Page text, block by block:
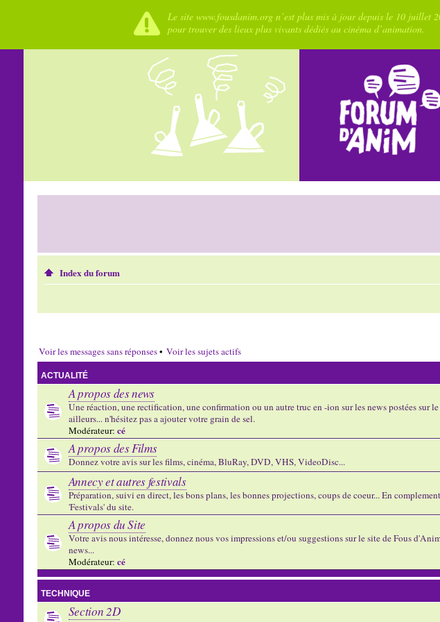
Le site www.fousdanim.org n’est plus mis à jour depuis le 10 juillet
pour trouver des lieux plus vivants dédiés au cinéma d’animation.
Index du forum
Voir les messages sans réponses• Voir les sujets actifs
ACTUALITÉ
A propos des news
Une réaction, une rectification, une confirmation ou un autre truc en -ion sur les news postées sur
ailleurs... n'hésitez pas a ajouter votre grain de sel.
Modérateur: cé
A propos des Films
Donnez votre avis sur les films, cinéma, BluRay, DVD, VHS, VideoDisc...
Annecy et autres festivals
Préparation, suivi en direct, les bons plans, les bonnes projections, coups de coeur... En
'Festivals' du site.
A propos du Site
Votre avis nous intéresse, donnez nous vos impressions et/ou suggestions sur le site de Fous
news...
Modérateur: cé
TECHNIQUE
Section 2D